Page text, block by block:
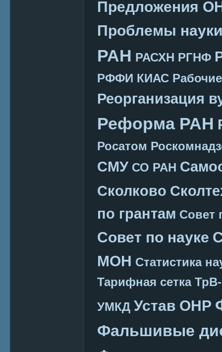
Предложения
Проблемы науки
РАН РАСХН РГНФ
РФФИ КИАС
Реорганизация
Реформа РАН
Росатом
СМУ СО РАН
Сколково
по грантам Совет
Совет по науке
МОН Статистика
Тарифная сетка
УМКД Устав ОНР
Фальшивые